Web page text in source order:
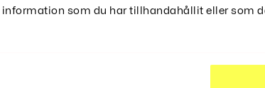
som du har tillhandahållit eller som